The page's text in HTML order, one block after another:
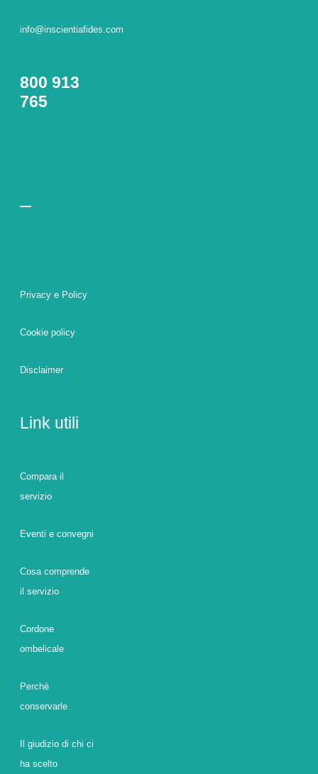
info@inscientiafides.com
800 913
765
Privacy e Policy
Cookie policy
Disclaimer
Link utili
Compara il
servizio
Eventi e convegni
Cosa comprende
il servizio
Cordone
ombelicale
Perchè
conservarle
Il giudizio di chi ci
ha scelto